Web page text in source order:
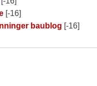
[-16]
baublog [-16]